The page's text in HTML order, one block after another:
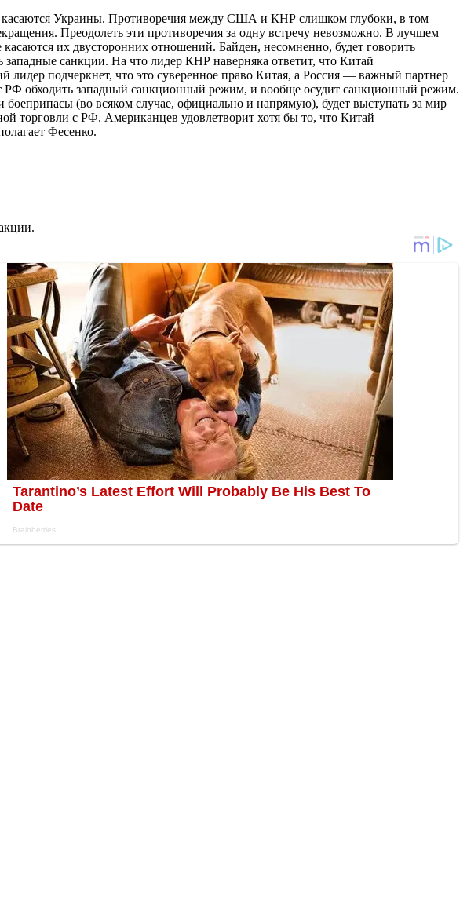
касаются Украины. Противоречия между США и КНР слишком глубоки, в том
Преодолеть эти противоречия за одну встречу невозможно. В лучшем
их двусторонних отношений. Байден, несомненно, будет говорить
санкции. На что лидер КНР наверняка ответит, что Китай
лидер подчеркнет, что это суверенное право Китая, а Россия — важный партнер
обходить западный санкционный режим, и вообще осудит санкционный режим.
боеприпасы (во всяком случае, официально и напрямую), будет выступать за мир
торговли с РФ. Американцев удовлетворит хотя бы то, что Китай
Фесенко.